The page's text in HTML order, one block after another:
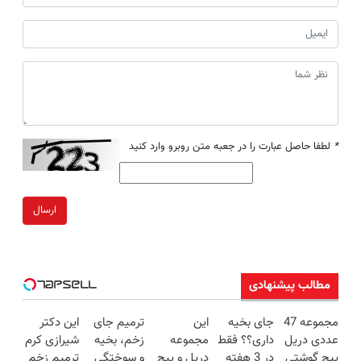
* لطفا حاصل عبارت را در جعبه متن روبرو وارد کنید
ارسال
مطالب پیشنهادی
مجموعه 47
عددی دریل
جای بخیه
داری؟؟ فقط
این
مجموعه
ترمیم جای
زخم، بخیه
این دکتر
شیرازی کرم